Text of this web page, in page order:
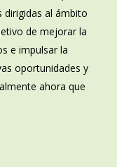
dirigidas al ámbito
de mejorar la
e impulsar la
oportunidades y
ahora que